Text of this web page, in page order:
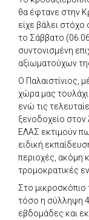
θα έφτανε στην
είχε βάλει
το Σάββατο
συντονισμένη
αξιωματούχων
Ο Παλαιστίνιος,
χώρα μας
ενώ τις
ξενοδοχείο στον
ΕΛΑΣ εκτιμούν
ειδική
περιοχές, ακόμη
τρομοκρατικές
Στο μικροσκόπιο
τόσο η σύλληψη
εβδομάδες και